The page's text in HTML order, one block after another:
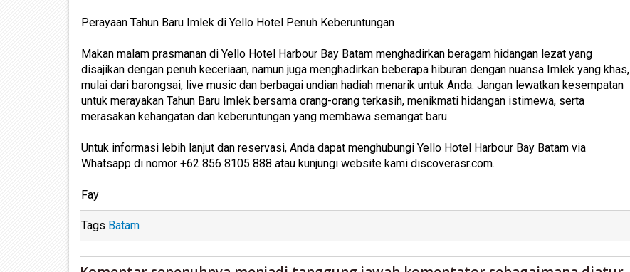
Perayaan Tahun Baru Imlek di Yello Hotel Penuh Keberuntungan
Makan malam prasmanan di Yello Hotel Harbour Bay Batam menghadirkan beragam hidangan lezat yang
disajikan dengan penuh keceriaan, namun juga menghadirkan beberapa hiburan dengan nuansa Imlek yang khas,
mulai dari barongsai, live music dan berbagai undian hadiah menarik untuk Anda. Jangan lewatkan kesempatan
untuk merayakan Tahun Baru Imlek bersama orang-orang terkasih, menikmati hidangan istimewa, serta
merasakan kehangatan dan keberuntungan yang membawa semangat baru.
Untuk informasi lebih lanjut dan reservasi, Anda dapat menghubungi Yello Hotel Harbour Bay Batam via
Whatsapp di nomor +62 856 8105 888 atau kunjungi website kami discoverasr.com.
Fay
Tags Batam